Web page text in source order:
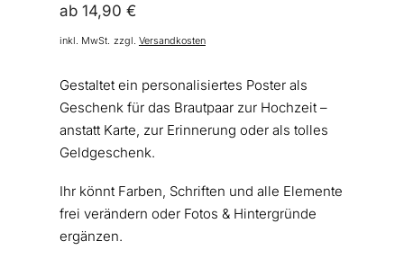
ab 14,90 €
inkl. MwSt. zzgl. Versandkosten
Gestaltet ein personalisiertes Poster als
Geschenk für das Brautpaar zur Hochzeit –
anstatt Karte, zur Erinnerung oder als tolles
Geldgeschenk.
Ihr könnt Farben, Schriften und alle Elemente
frei verändern oder Fotos & Hintergründe
ergänzen.